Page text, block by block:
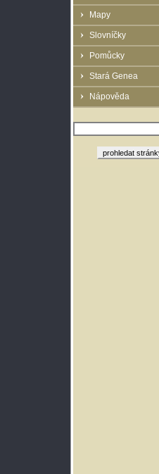
Mapy
Slovníčky
Pomůcky
Stará Genea
Nápověda